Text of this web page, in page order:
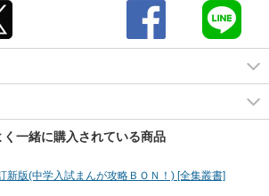
一緒に購入されている商品
版(中学入試まんが攻略ＢＯＮ！) [全集叢書]